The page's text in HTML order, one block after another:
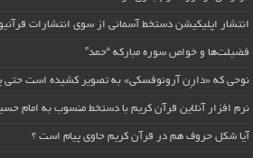
انتشار اپلیکیشن دستخط آسمانی از سوی انتشارات
فضیلت‌ها و خواص سوره مبارکه “حمد”
نوحی که «دارِن آرونوفسکی» به تصویر کشیده است حتی
نرم افزار آنلاین قرآن کریم با دستخط منسوب به امام
آیا شکل حروف هم در قرآن کریم حاوی پیام است ؟